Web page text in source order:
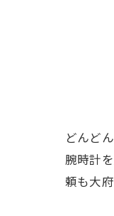
どんど
腕時計
頼も大